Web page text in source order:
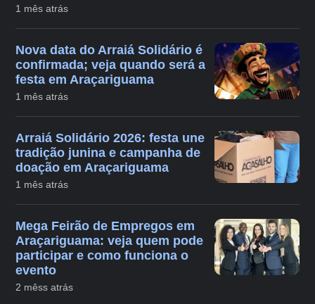
1 mês atrás
Nova data do Arraiá Solidário é
confirmada; veja quando será a
festa em Araçariguama
1 mês atrás
Arraiá Solidário 2026: festa une
tradição junina e campanha de
doação em Araçariguama
1 mês atrás
Mega Feirão de Empregos em
Araçariguama: veja quem pode
participar e como funciona o
evento
2 mêss atrás